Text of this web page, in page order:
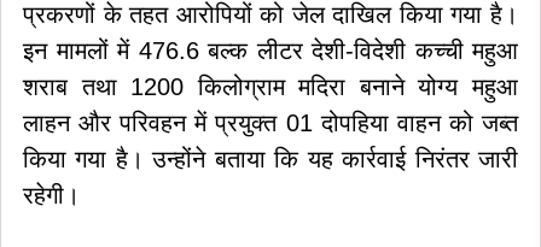
प्रकरणों के तहत आरोपियों को जेल दाखिल किया गया है।
इन मामलों में 476.6 बल्क लीटर देशी-विदेशी कच्ची महुआ
शराब तथा 1200 किलोग्राम मदिरा बनाने योग्य महुआ
लाहन और परिवहन में प्रयुक्त 01 दोपहिया वाहन को जब्त
किया गया है। उन्होंने बताया कि यह कार्रवाई निरंतर जारी
रहेगी।